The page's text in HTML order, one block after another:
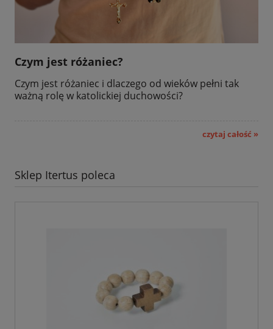
Czym jest różaniec?
Czym jest różaniec i dlaczego od wieków pełni tak
ważną rolę w katolickiej duchowości?
czytaj całość »
Sklep Itertus poleca